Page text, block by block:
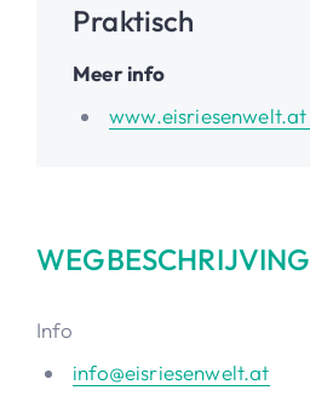
Praktisch
Meer info
www.eisriesenwelt.at
WEGBESCHRIJVING
Info
info@eisriesenwelt.at